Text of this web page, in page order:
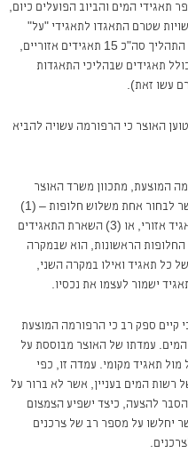
תאגידי המים והביוב הפועלים כיום,
שטרם התאגדו לתאגידי "על"
אזוריים. על פי הצעת האוצר, יהיו בסופו של התהליך סה"כ 15 תאגידים אזוריים,
(לא כולל תאגידים שבהליכי התאגדות
עשו זאת).
האוצר כי הרפורמה עשויה להביא
המוצעת, מתכוון משרד האוצר
להעמיד בפני התאגידים, מתווה חדש שיאפשר לבחור אחת משלוש חלופות – (1)
מיזוג מלא בין תאגידים קיימים, (2) מיזוג תאגיד אזורי, או (3) השארת התאגידים
החלופות הראשונות, הוא שבמקרה
כל תאגיד ואילו במקרה השני,
ישמור לעצמו את נכסיו.
קיים ספק רב כי הרפורמה המוצעת
עמדתו של האוצר מבוססת על
תאגיד מקומי. עמדה זו, כפי
המים בעניין, אשר לא ברור על
להצעה, כיצד ישפיע הצמצום
יחלשו על מספר רב של צרכנים